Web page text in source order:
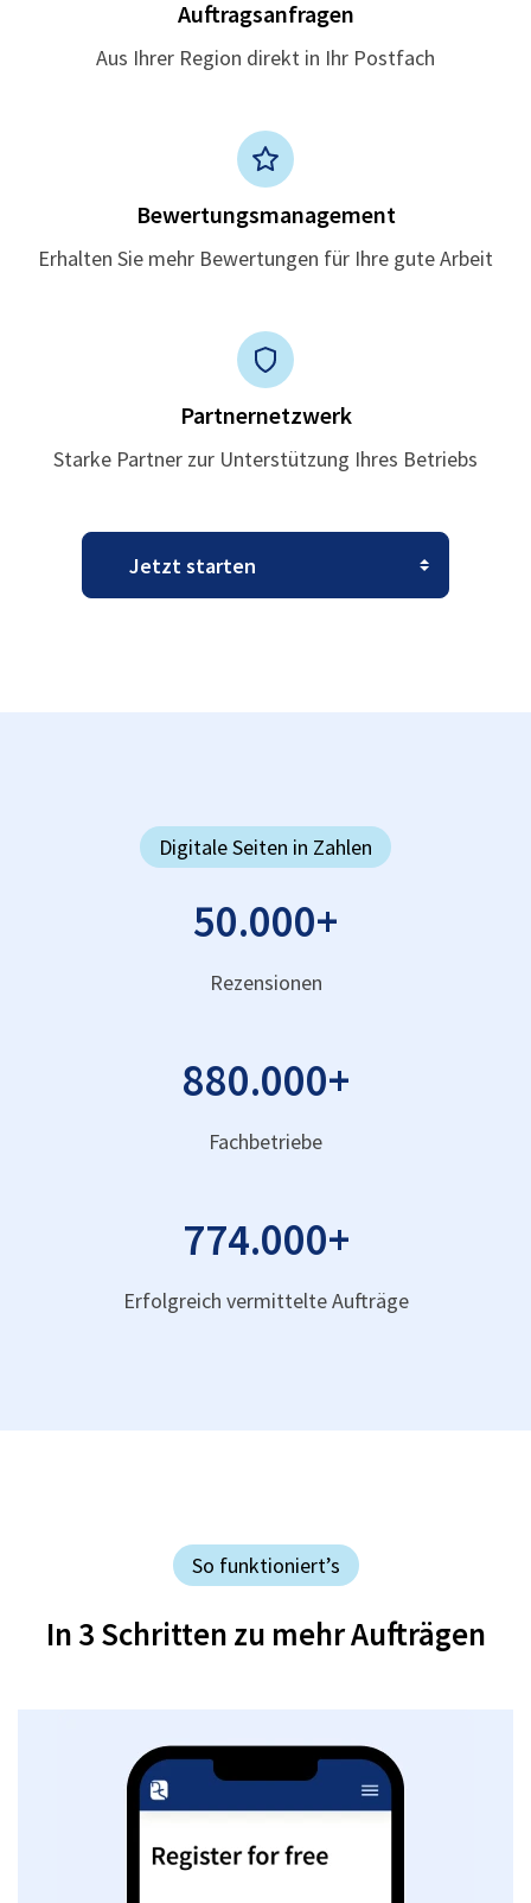
Auftragsanfragen
Aus Ihrer Region direkt in Ihr Postfach
Bewertungsmanagement
Erhalten Sie mehr Bewertungen für Ihre gute Arbeit
Partnernetzwerk
Starke Partner zur Unterstützung Ihres Betriebs
Digitale Seiten in Zahlen
50.000+
Rezensionen
880.000+
Fachbetriebe
774.000+
Erfolgreich vermittelte Aufträge
So funktioniert’s
In 3 Schritten zu mehr Aufträgen